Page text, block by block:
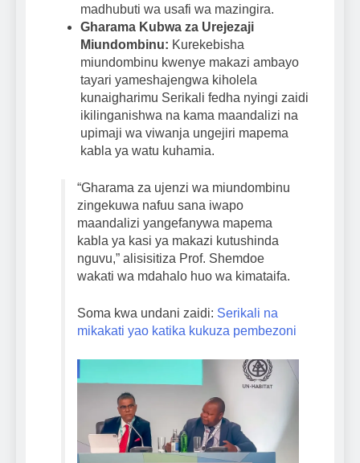
madhubuti wa usafi wa mazingira.
Gharama Kubwa za Urejezaji
Miundombinu: Kurekebisha
miundombinu kwenye makazi ambayo
tayari yameshajengwa kiholela
kunaigharimu Serikali fedha nyingi zaidi
ikilinganishwa na kama maandalizi na
upimaji wa viwanja ungejiri mapema
kabla ya watu kuhamia.
“Gharama za ujenzi wa miundombinu
zingekuwa nafuu sana iwapo
maandalizi yangefanywa mapema
kabla ya kasi ya makazi kutushinda
nguvu,” alisisitiza Prof. Shemdoe
wakati wa mdahalo huo wa kimataifa.
Soma kwa undani zaidi: Serikali na
mikakati yao katika kukuza pembezoni